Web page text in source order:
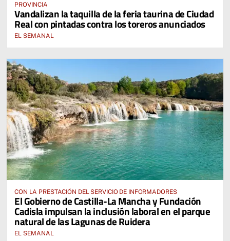
PROVINCIA
Vandalizan la taquilla de la feria taurina de Ciudad
Real con pintadas contra los toreros anunciados
EL SEMANAL
CON LA PRESTACIÓN DEL SERVICIO DE INFORMADORES
El Gobierno de Castilla-La Mancha y Fundación
Cadisla impulsan la inclusión laboral en el parque
natural de las Lagunas de Ruidera
EL SEMANAL